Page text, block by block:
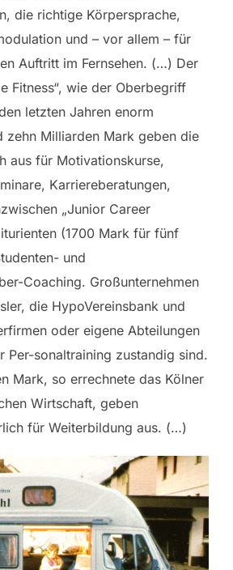
die richtige Körpersprache,
und – vor allem – für
Auftritt im Fernsehen. (…) Der
Fitness“, wie der Oberbegriff
letzten Jahren enorm
zehn Milliarden Mark geben die
aus für Motivationskurse,
Karriereberatungen,
„Junior Career
(1700 Mark für fünf
und
Coaching. Großunternehmen
die HypoVereinsbank und
oder eigene Abteilungen
Per-sonaltraining zustandig sind.
Mark, so errechnete das Kölner
Wirtschaft, geben
für Weiterbildung aus. (…)